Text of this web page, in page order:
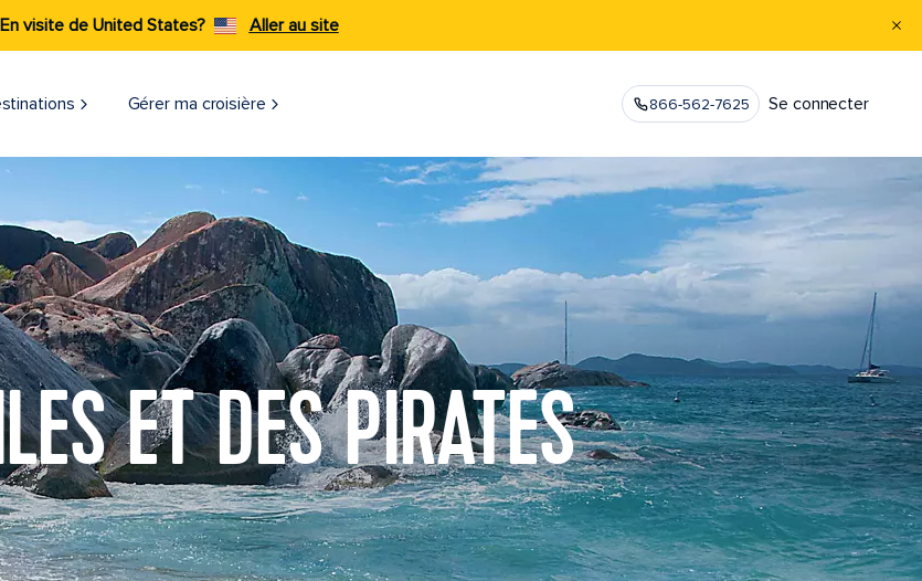
En visite de United States? Aller au site
Gérer ma croisière​ 866-562-7625 Se connecter
ET DES PIRATES